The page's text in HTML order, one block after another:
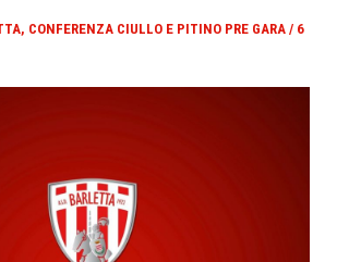
CONFERENZA CIULLO E PITINO PRE GARA / 6